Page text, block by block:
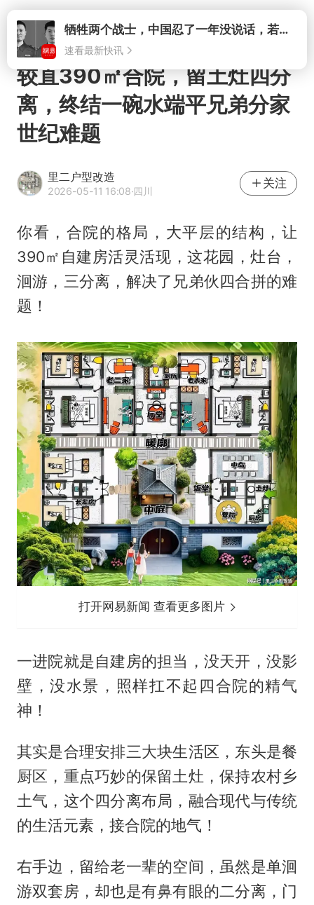
打开
较直390㎡合院，留土灶四分
离，终结一碗水端平兄弟分家
世纪难题
里二户型改造
2026-05-11 16:08·四川
关注
你看，合院的格局，大平层的结构，让
390㎡自建房活灵活现，这花园，灶台，
洄游，三分离，解决了兄弟伙四合拼的难
题！
打开网易新闻 查看更多图片
一进院就是自建房的担当，没天开，没影
壁，没水景，照样扛不起四合院的精气
神！
其实是合理安排三大块生活区，东头是餐
厨区，重点巧妙的保留土灶，保持农村乡
土气，这个四分离布局，融合现代与传统
的生活元素，接合院的地气！
右手边，留给老一辈的空间，虽然是单洄
游双套房，却也是有鼻有眼的二分离，门